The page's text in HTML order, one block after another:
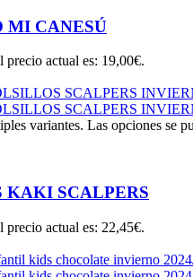
MI CANESÚ
precio actual es: 19,00€.
variantes. Las opciones se
KAKI SCALPERS
precio actual es: 22,45€.